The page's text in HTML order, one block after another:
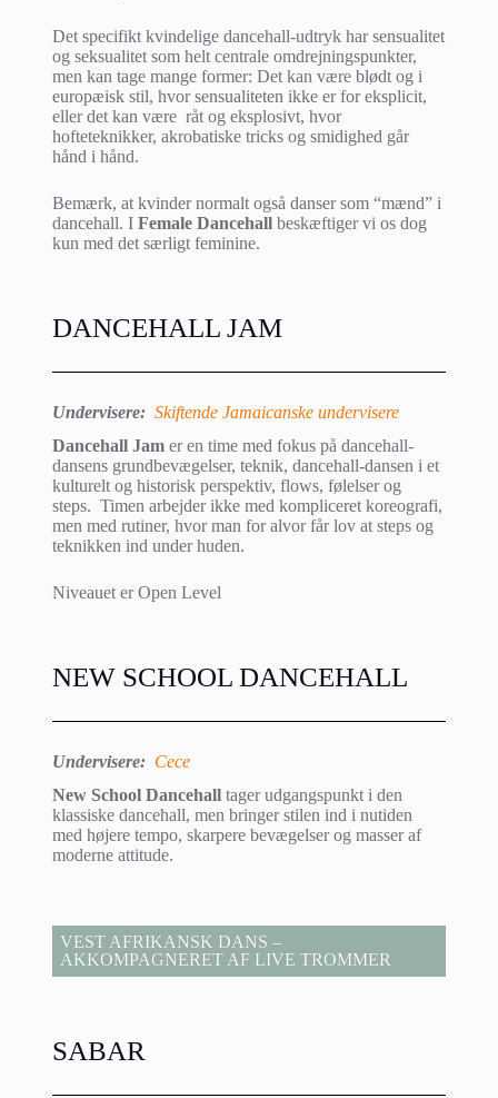
Det specifikt kvindelige dancehall-udtryk har sensualitet
og seksualitet som helt centrale omdrejningspunkter,
men kan tage mange former: Det kan være blødt og i
europæisk stil, hvor sensualiteten ikke er for eksplicit,
eller det kan være råt og eksplosivt, hvor
hofteteknikker, akrobatiske tricks og smidighed går
hånd i hånd.
Bemærk, at kvinder normalt også danser som “mænd” i
dancehall. I Female Dancehallbeskæftiger vi os dog
kun med det særligt feminine.
DANCEHALL JAM
Undervisere: Skiftende Jamaicanske undervisere
Dancehall Jamer en time med fokus på dancehall-
dansens grundbevægelser, teknik, dancehall-dansen i et
kulturelt og historisk perspektiv, flows, følelser og
steps. Timen arbejder ikke med kompliceret koreografi,
men med rutiner, hvor man for alvor får lov at steps og
teknikken ind under huden.
Niveauet er Open Level
NEW SCHOOL DANCEHALL
Undervisere: Cece
New School Dancehalltager udgangspunkt i den
klassiske dancehall, men bringer stilen ind i nutiden
med højere tempo, skarpere bevægelser og masser af
moderne attitude.
VEST AFRIKANSK DANS –
AKKOMPAGNERET AF LIVE TROMMER
SABAR